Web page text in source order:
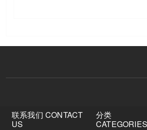
联系我们 CONTACT
US
分类
CATEGORIES